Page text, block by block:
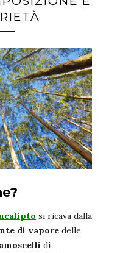
si ricava dalla
di vapore delle
di